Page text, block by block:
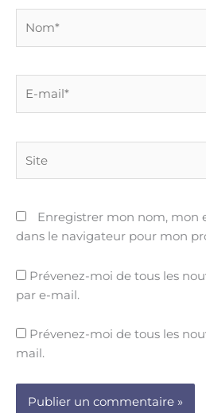
mail*
Enregistrer mon nom, mon
dans le navigateur pour mon
Prévenez-moi de tous les
par e-mail.
Prévenez-moi de tous les
mail.